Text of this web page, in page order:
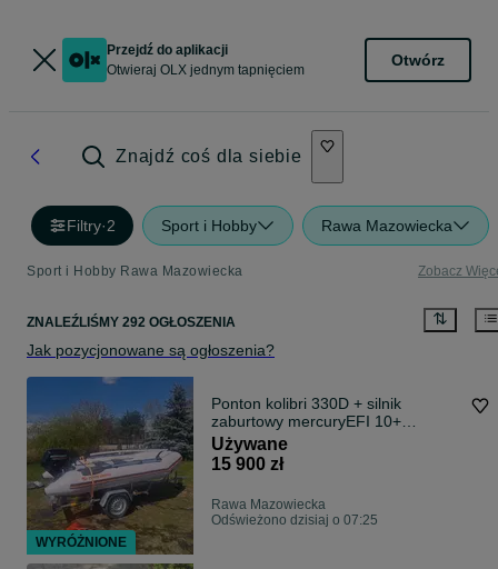
Przejdź do aplikacji
Otwieraj OLX jednym tapnięciem
Otwórz
Znajdź coś dla siebie
Filtry·2 Sport i Hobby Rawa Mazowiecka
Sport i Hobby Rawa Mazowiecka Zobacz
ZNALEŹLIŚMY 292 OGŁOSZENIA
Jak pozycjonowane są ogłoszenia?
Ponton kolibri 330D + silnik
zaburtowy mercuryEFI 10+
Przyczepka podłodziowa
Niewiadów+ pokrowiec orginalny
Używane
15 900 zł
Rawa Mazowiecka
Odświeżono dzisiaj o 07:25
WYRÓŻNIONE